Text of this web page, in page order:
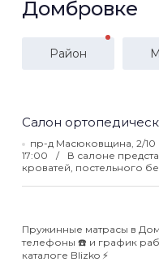
Домбровке
Район
Салон
пр-д Масюковщина, 2/10
17:00
В салоне
кроватей, постельного
Пружинные матрасы в
телефоны ☎️ и график
каталоге Blizko ⚡️